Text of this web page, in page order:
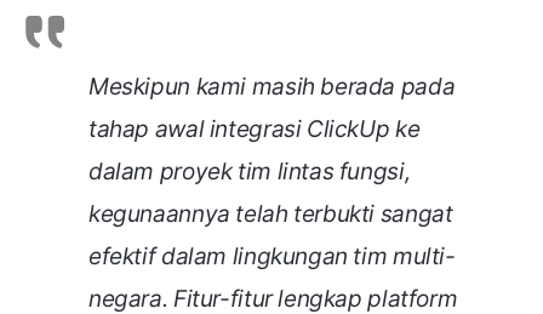
Meskipun kami masih berada pada
tahap awal integrasi ClickUp ke
dalam proyek tim lintas fungsi,
kegunaannya telah terbukti sangat
efektif dalam lingkungan tim multi-
negara. Fitur-fitur lengkap platform